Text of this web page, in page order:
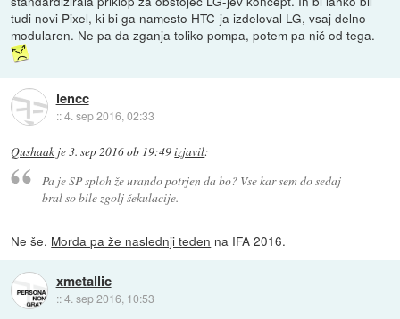
tudi novi Pixel, ki bi ga namesto HTC-ja izdeloval LG, vsaj delno
modularen. Ne pa da zganja toliko pompa, potem pa nič od tega.
lencc
::4. sep 2016, 02:33
Qushaak je3. sep 2016 ob 19:49izjavil:
Pa je SP sploh že urando potrjen da bo? Vse kar sem do sedaj
bral so bile zgolj šekulacije.
Ne še. Morda pa že naslednji teden na IFA 2016.
xmetallic
::4. sep 2016, 10:53